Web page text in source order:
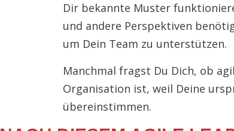
Dir bekannte Muster
und andere Perspektiven
um Dein Team zu unterstützen.
Manchmal fragst Du Dich, ob
Organisation ist, weil Deine
übereinstimmen.